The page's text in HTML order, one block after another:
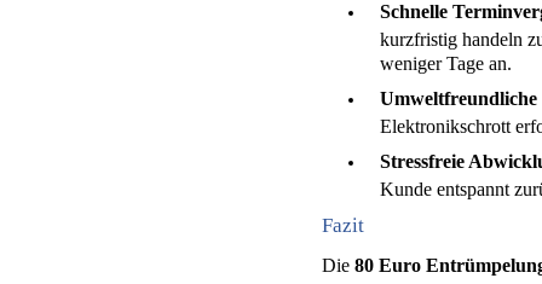
Schnelle
kurzfristig handeln
weniger Tage an.
Umweltfreundliche
Elektronikschrott
Stressfreie
Kunde entspannt
Fazit
Die 80 Euro